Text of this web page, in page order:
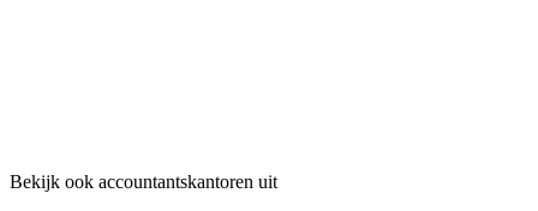
Bekijk ook accountantskantoren uit